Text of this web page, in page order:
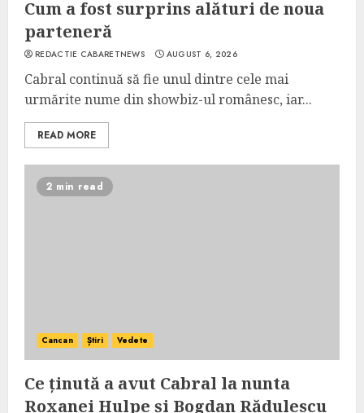
Cum a fost surprins alături de noua
parteneră
REDACTIE CABARETNEWS AUGUST 6, 2026
Cabral continuă să fie unul dintre cele mai
urmărite nume din showbiz-ul românesc, iar...
READ MORE
2 min read
Cancan Știri Vedete
Ce ținută a avut Cabral la nunta
Roxanei Hulpe și Bogdan Rădulescu